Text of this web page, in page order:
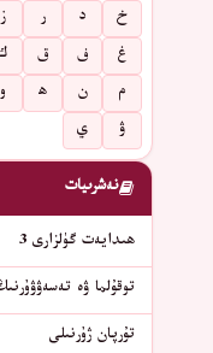
خ
د ر ز
غ
ف ق ك
م
ن ھ و
ۋ
ي
نەشرىيات
ھىدايەت گۈلزارى 3
توقۇلما ۋە
تۇرپان ژۇرنىلى